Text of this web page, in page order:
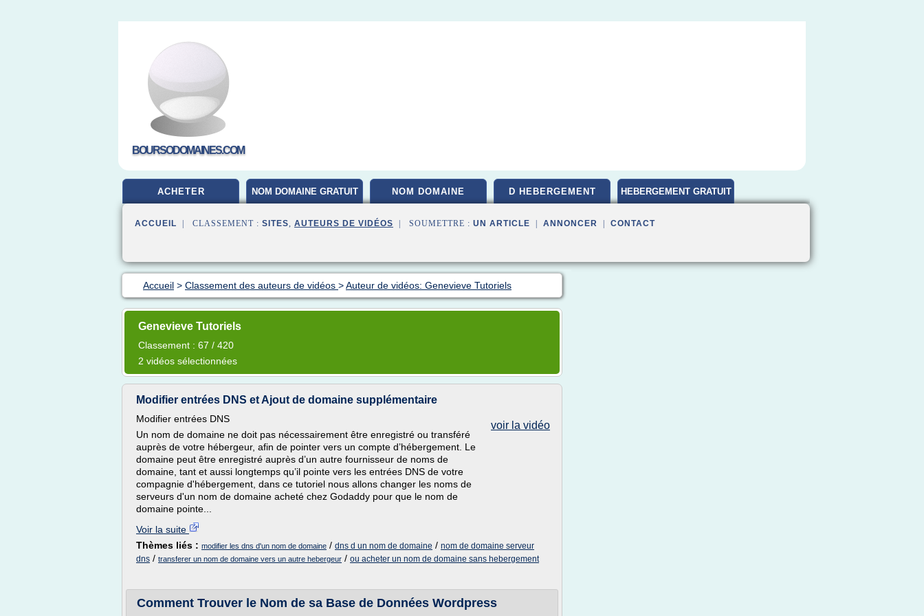
BOURSODOMAINES.COM
ACHETER NOM DOMAINE GRATUIT NOM DOMAINE D HEBERGEMENT HEBERGEMENT GRATUIT
ACCUEIL | CLASSEMENT : SITES, AUTEURS DE VIDÉOS | SOUMETTRE : UN ARTICLE ANNONCER CONTACT
Accueil > Classement des auteurs de vidéos >Auteur de vidéos: Genevieve Tutoriels
Genevieve Tutoriels
Classement : 67 / 420
2 vidéos sélectionnées
Modifier entrées DNS et Ajout de domaine supplémentaire
voir la vidéo
Modifier entrées DNS
Un nom de domaine ne doit pas nécessairement être enregistré ou transféré
auprès de votre hébergeur, afin de pointer vers un compte d’hébergement. Le
domaine peut être enregistré auprès d’un autre fournisseur de noms de
domaine, tant et aussi longtemps qu’il pointe vers les entrées DNS de votre
compagnie d'hébergement, dans ce tutoriel nous allons changer les noms de
serveurs d'un nom de domaine acheté chez Godaddy pour que le nom de
domaine pointe...
Voir la suite
Thèmes liés : modifier les dns d'un nom de domaine / dns d un nom de domaine / nom de domaine serveur
dns / transferer un nom de domaine vers un autre hebergeur / ou acheter un nom de domaine sans hebergement
Comment Trouver le Nom de sa Base de Données Wordpress